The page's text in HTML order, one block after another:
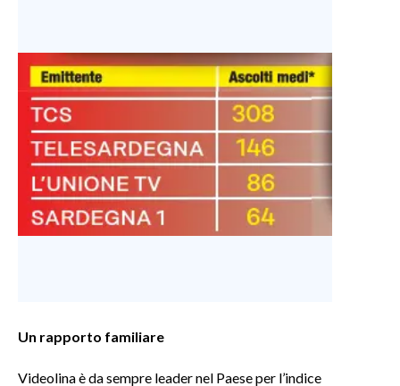
ANNUNCI
NECROLOGI
PUBBLICITÀ
SPIAGGE
STORE
Un rapporto familiare
Videolina è da sempre leader nel Paese per l’indice